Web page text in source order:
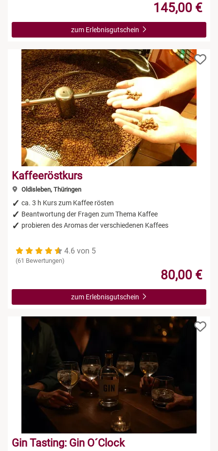
145,00 €
zum Erlebnisgutschein
Kaffeeröstkurs
Oldisleben, Thüringen
ca. 3 h Kurs zum Kaffee rösten
Beantwortung der Fragen zum Thema Kaffee
probieren des Aromas der verschiedenen Kaffees
4.6 von 5
(61 Bewertungen)
80,00 €
zum Erlebnisgutschein
Gin Tasting: Gin O´Clock